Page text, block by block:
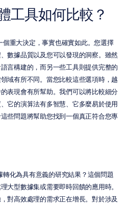
工具如何比較？
個重大決定，事實也確實如此。您選擇
數據品質以及您可以發現的洞察。雖然
言構建的，而另一些工具則提供完整的
域有所不同。當您比較這些選項時，越
表現會有所幫助。我們可以將比較細分
它的演算法有多智慧、它多麼易於使用
些問題將幫助您找到一個真正符合您專
轉化為具有意義的研究結果？這個問題
大型數據集或需要即時回饋的應用時。
對高效處理的需求正在增長。對於涉及